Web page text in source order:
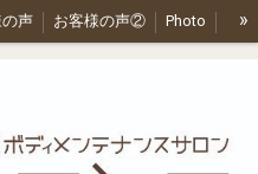
声 お客様の声② Photo »